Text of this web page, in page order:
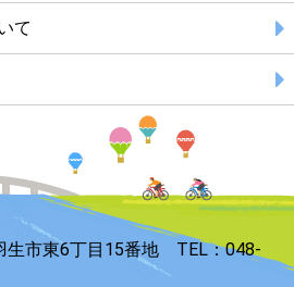
て
市東6丁目15番地 TEL：048-